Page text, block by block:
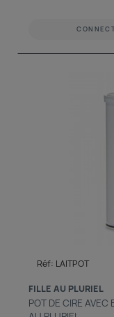
Réf: LAITPOT
FILLE AU PLURIEL
POT DE CIRE AVEC